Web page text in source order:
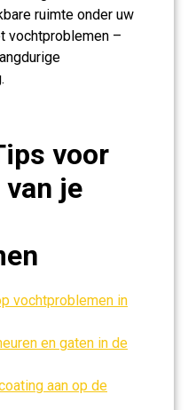
ruimte onder uw
vochtproblemen –
voor
je
vochtproblemen in
en gaten in de
aan op de